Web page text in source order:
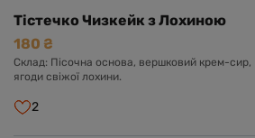
Тістечко Чизкейк з Лохиною
180 ₴
Склад: Пісочна основа, вершковий крем-сир,
ягоди свіжої лохини.
2